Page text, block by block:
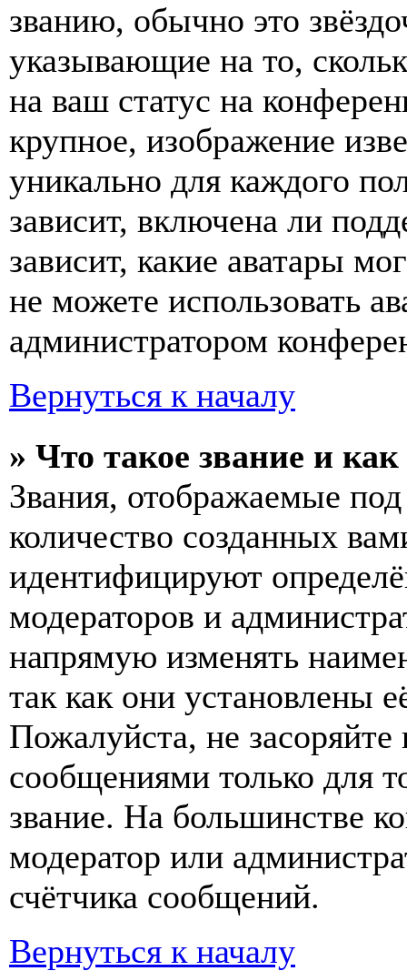
званию, обычно это
указывающие на то,
на ваш статус на
крупное, изображение
уникально для каждого
зависит, включена ли
зависит, какие аватары
не можете использовать
администратором
Вернуться к началу
» Что такое звание и
Звания, отображаемые
количество созданных
идентифицируют
модераторов и
напрямую изменять
так как они установлены
Пожалуйста, не
сообщениями только для
звание. На большинстве
модератор или
счётчика сообщений.
Вернуться к началу